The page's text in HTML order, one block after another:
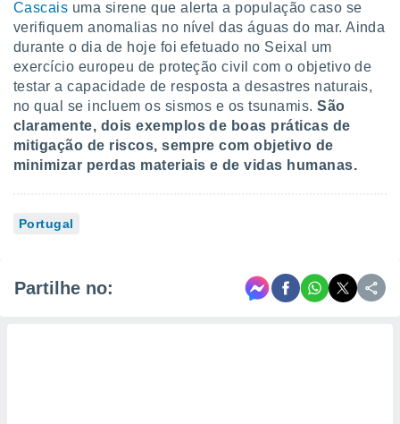
Cascais uma sirene que alerta a população caso se
verifiquem anomalias no nível das águas do mar. Ainda
durante o dia de hoje foi efetuado no Seixal um
exercício europeu de proteção civil com o objetivo de
testar a capacidade de resposta a desastres naturais,
no qual se incluem os sismos e os tsunamis.São
claramente, dois exemplos de boas práticas de
mitigação de riscos, sempre com objetivo de
minimizar perdas materiais e de vidas humanas.
Portugal
Partilhe no: